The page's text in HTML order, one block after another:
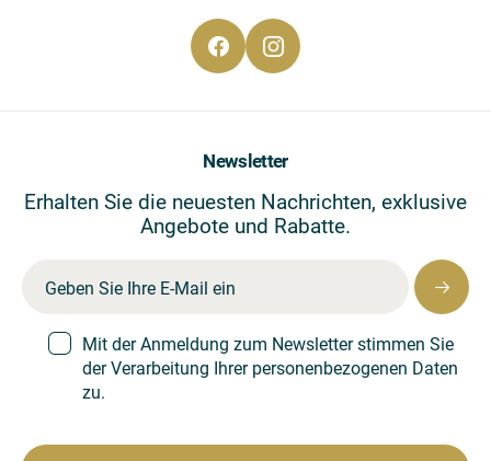
Newsletter
Erhalten Sie die neuesten Nachrichten, exklusive
Angebote und Rabatte.
Mit der Anmeldung zum Newsletter stimmen Sie
der Verarbeitung Ihrer personenbezogenen Daten
zu.